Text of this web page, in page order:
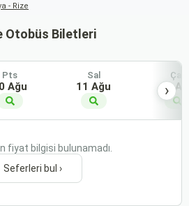
- Rize
Otobüs Biletleri
Pts
Ağu
Sal
11 Ağu
Çar
12
›
fiyat bilgisi bulunamadı.
Seferleri bul ›